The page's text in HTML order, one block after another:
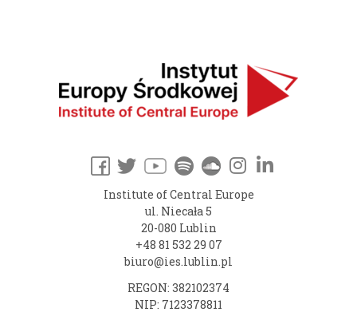
Institute of Central Europe
ul. Niecała 5
20-080 Lublin
+48 81 532 29 07
biuro@ies.lublin.pl
REGON: 382102374
NIP: 7123378811